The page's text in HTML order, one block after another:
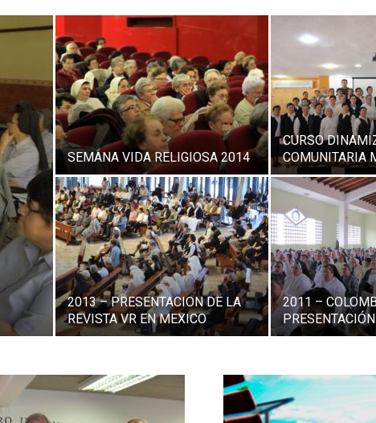
SEMANA VIDA RELIGIOSA 2014
CURSO
COMUNITARIA
2013 – PRESENTACION DE LA
REVISTA VR EN MEXICO
2011 –